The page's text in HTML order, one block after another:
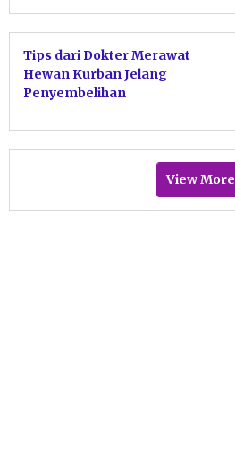
Tips dari Dokter Merawat
Hewan Kurban Jelang
Penyembelihan
View More